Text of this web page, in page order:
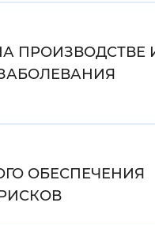
ПРОИЗВОДСТВЕ
ОБЕСПЕЧЕНИЯ